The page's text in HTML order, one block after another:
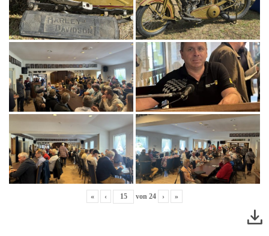
« ‹ von 24 › »